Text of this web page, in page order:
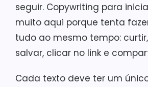
seguir. Copywriting para
muito aqui porque tenta
tudo ao mesmo tempo:
salvar, clicar no link e
Cada texto deve ter um único